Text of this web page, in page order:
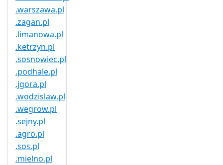
.warszawa.pl
.zagan.pl
.limanowa.pl
.ketrzyn.pl
.sosnowiec.pl
.podhale.pl
.jgora.pl
.wodzislaw.pl
.wegrow.pl
.sejny.pl
.agro.pl
.sos.pl
.mielno.pl